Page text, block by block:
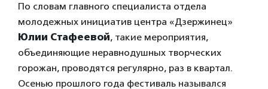
По словам главного специалиста отдела
молодежных инициатив центра «Дзержинец»
Юлии Стафеевой, такие мероприятия,
объединяющие неравнодушных творческих
горожан, проводятся регулярно, раз в квартал.
Осенью прошлого года фестиваль назывался